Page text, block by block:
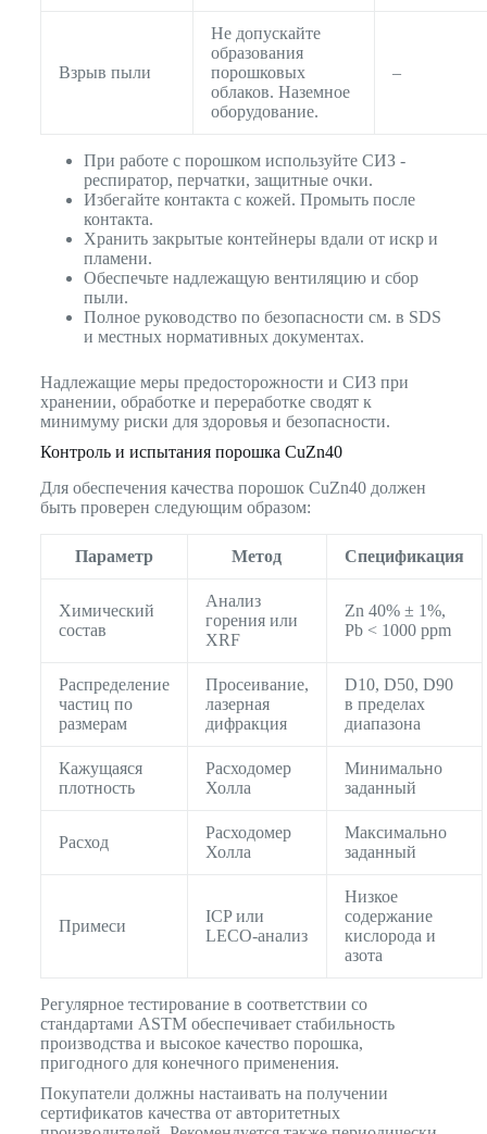
Взрыв пыли
Не допускайте
образования
порошковых
облаков. Наземное
оборудование.
–
При работе с порошком используйте СИЗ -
респиратор, перчатки, защитные очки.
Избегайте контакта с кожей. Промыть после
контакта.
Хранить закрытые контейнеры вдали от искр и
пламени.
Обеспечьте надлежащую вентиляцию и сбор
пыли.
Полное руководство по безопасности см. в SDS
и местных нормативных документах.
Надлежащие меры предосторожности и СИЗ при
хранении, обработке и переработке сводят к
минимуму риски для здоровья и безопасности.
Контроль и испытания порошка CuZn40
Для обеспечения качества порошок CuZn40 должен
быть проверен следующим образом:
Параметр Метод Спецификация
Химический
состав
Анализ
горения или
XRF
Zn 40% ± 1%,
Pb < 1000 ppm
Распределение
частиц по
размерам
Просеивание,
лазерная
дифракция
D10, D50, D90
в пределах
диапазона
Кажущаяся
плотность
Расходомер
Холла
Минимально
заданный
Расход
Расходомер
Холла
Максимально
заданный
Примеси
ICP или
LECO-анализ
Низкое
содержание
кислорода и
азота
Регулярное тестирование в соответствии со
стандартами ASTM обеспечивает стабильность
производства и высокое качество порошка,
пригодного для конечного применения.
Покупатели должны настаивать на получении
сертификатов качества от авторитетных